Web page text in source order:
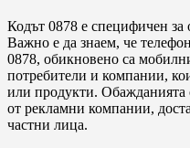
Кодът 0878 е специфичен за
Важно е да знаем, че
0878, обикновено са
потребители и компании,
или продукти. Обажданията
от рекламни компании,
частни лица.